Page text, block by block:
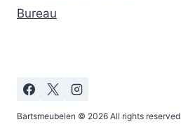
Bureau
Bartsmeubelen © 2026 All rights reserved